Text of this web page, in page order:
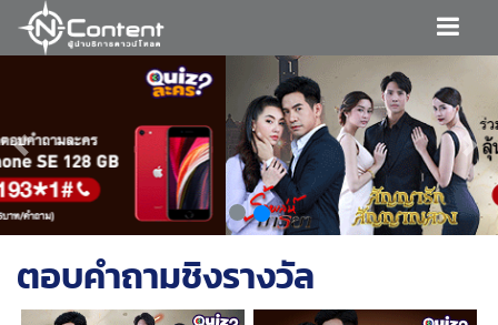
Previous
ตอบคำถามชิงรางวัล